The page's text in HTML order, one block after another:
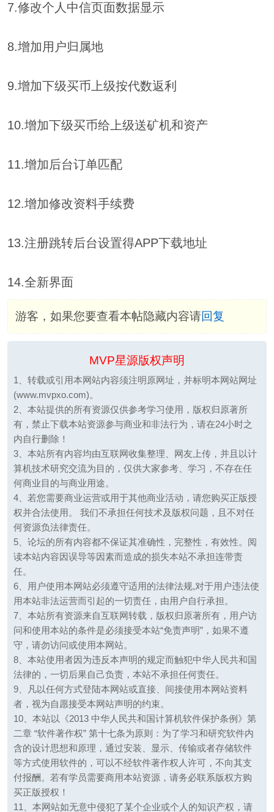
7.修改个人中信页面数据显示
8.增加用户归属地
9.增加下级买币上级按代数返利
10.增加下级买币给上级送矿机和资产
11.增加后台订单匹配
12.增加修改资料手续费
13.注册跳转后台设置得APP下载地址
14.全新界面
游客，如果您要查看本帖隐藏内容请回复
MVP星源版权声明
1、转载或引用本网站内容须注明原网址，并标明本网站网址
(www.mvpxo.com)。
2、本站提供的所有资源仅供参考学习使用，版权归原著所
有，禁止下载本站资源参与商业和非法行为，请在24小时之
内自行删除！
3、本站所有内容均由互联网收集整理、网友上传，并且以计
算机技术研究交流为目的，仅供大家参考、学习，不存在任
何商业目的与商业用途。
4、若您需要商业运营或用于其他商业活动，请您购买正版授
权并合法使用。 我们不承担任何技术及版权问题，且不对任
何资源负法律责任。
5、论坛的所有内容都不保证其准确性，完整性，有效性。阅
读本站内容因误导等因素而造成的损失本站不承担连带责
任。
6、用户使用本网站必须遵守适用的法律法规,对于用户违法使
用本站非法运营而引起的一切责任，由用户自行承担。
7、本站所有资源来自互联网转载，版权归原著所有，用户访
问和使用本站的条件是必须接受本站“免责声明”，如果不遵
守，请勿访问或使用本网站。
8、本站使用者因为违反本声明的规定而触犯中华人民共和国
法律的，一切后果自己负责，本站不承担任何责任。
9、凡以任何方式登陆本网站或直接、间接使用本网站资料
者，视为自愿接受本网站声明的约束。
10、本站以《2013 中华人民共和国计算机软件保护条例》第
二章 “软件著作权” 第十七条为原则：为了学习和研究软件内
含的设计思想和原理，通过安装、显示、传输或者存储软件
等方式使用软件的，可以不经软件著作权人许可，不向其支
付报酬。若有学员需要商用本站资源，请务必联系版权方购
买正版授权！
11、本网站如无意中侵犯了某个企业或个人的知识产权，请